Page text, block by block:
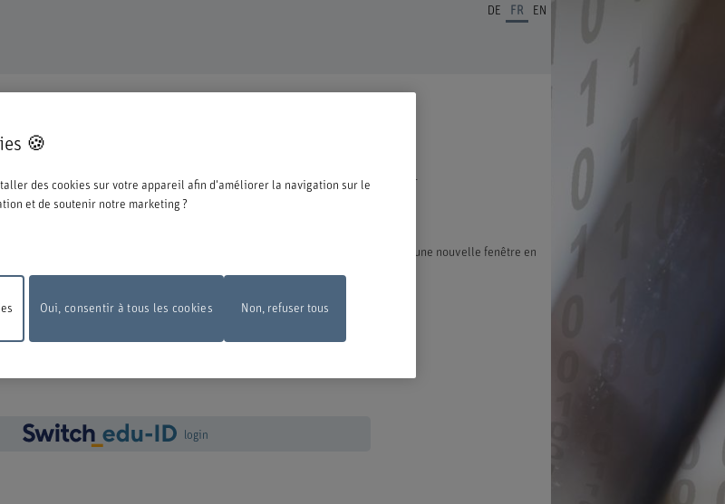
DE FR EN
ou un perfectionnement dans notre institution et nous nous en réjouissons.
le processus d'inscription.
vous connecter avec l'edu-ID de Switch. La fenêtre de connexion s'ouvre dans une nouvelle fenêtre en
directement chez Switch.
login
🍪
des cookies sur votre appareil afin d'améliorer la navigation sur le
et de soutenir notre marketing ?
Oui, consentir à tous les cookies Non, refuser tous